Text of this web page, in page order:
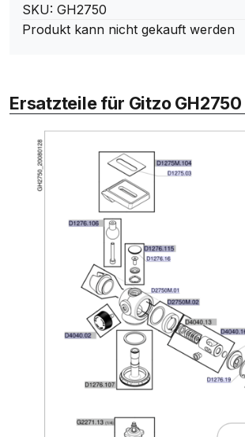
SKU: GH2750
Produkt kann nicht gekauft werden
Ersatzteile für Gitzo GH2750